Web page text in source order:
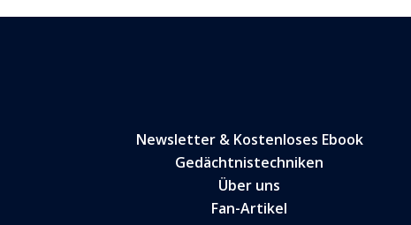
Newsletter & Kostenloses Ebook
Gedächtnistechniken
Über uns
Fan-Artikel